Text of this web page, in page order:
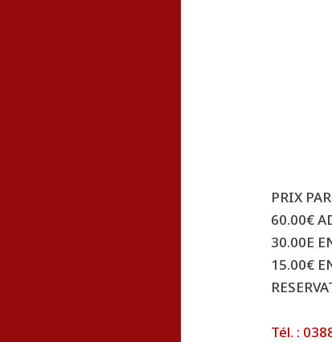
PRIX
60.00€
30.00E
15.00€
Tél. :